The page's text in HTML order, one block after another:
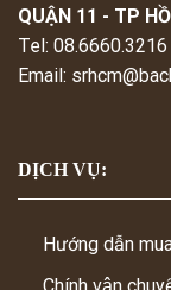
QUẬN 11 - TP
Tel:
Email:
DỊCH VỤ:
Hướng dẫn
Chính vận